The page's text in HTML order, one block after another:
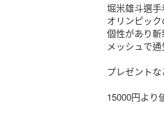
堀米雄斗選手
オリンピッ
個性があり斬
メッシュで
プレゼント
15000円より